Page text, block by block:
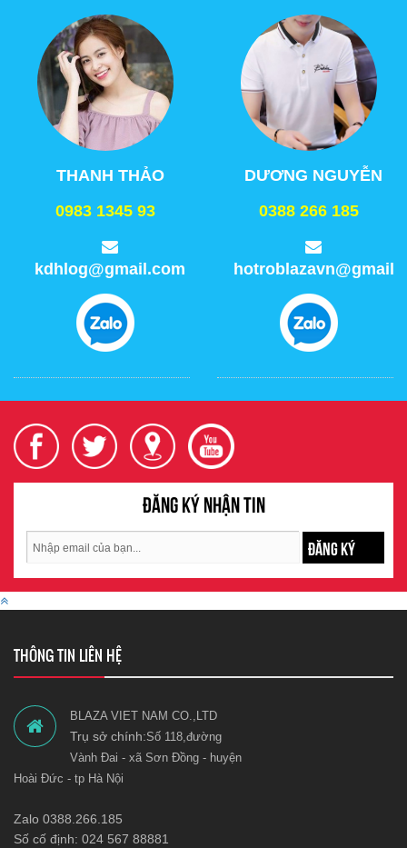
THANH THẢO
0983 1345 93
kdhlog@gmail.com
DƯƠNG NGUYỄN
0388 266 185
Đăng ký nhận tin
ĐĂNG KÝ
THÔNG TIN LIÊN HỆ
BLAZA VIET NAM CO.,LTD
Trụ sở chính:Số 118,đường
Vành Đai - xã Sơn Đồng - huyện
Hoài Đức - tp Hà Nội
Zalo 0388.266.185
Số cố định: 024 567 88881